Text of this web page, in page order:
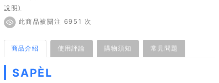
說明)
此商品被關注 6951 次
商品介紹 使用評論 購物須知 常見問題
SAPÈL